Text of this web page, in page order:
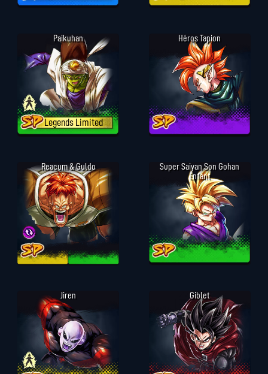
Paikuhan
Legends Limited
Héros Tapion
Reacum & Guldo
Super Saiyan Son Gohan
Enfant
Jiren Giblet